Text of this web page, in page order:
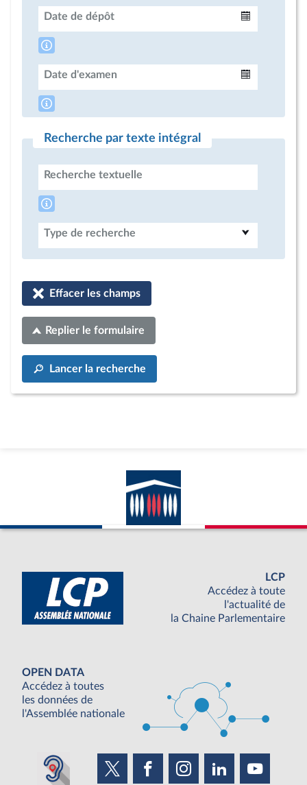
Date de dépôt
Date d'examen
Recherche par texte intégral
Recherche textuelle
Type de recherche
Effacer les champs
Replier le formulaire
Lancer la recherche
LCP
Accédez à toute
l'actualité de
la Chaine Parlementaire
OPEN DATA
Accédez à toutes
les données de
l'Assemblée nationale